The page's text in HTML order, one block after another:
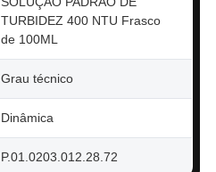
TURBIDEZ 400 NTU Frasco
de 100ML
Grau técnico
Dinâmica
P.01.0203.012.28.72